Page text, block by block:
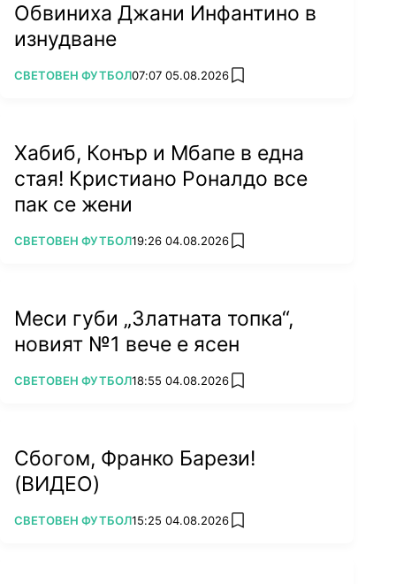
Обвиниха Джани Инфантино в
изнудване
ПОВЕЧЕ ОТ
СВЕТОВЕН ФУТБОЛ07:07 05.08.2026 add favorites
Хабиб, Конър и Мбапе в една
стая! Кристиано Роналдо все
пак се жени
ПОВЕЧЕ ОТ
СВЕТОВЕН ФУТБОЛ19:26 04.08.2026 add favorites
Меси губи „Златната топка“,
новият №1 вече е ясен
ПОВЕЧЕ ОТ
СВЕТОВЕН ФУТБОЛ18:55 04.08.2026 add favorites
Сбогом, Франко Барези!
(ВИДЕО)
ПОВЕЧЕ ОТ
СВЕТОВЕН ФУТБОЛ15:25 04.08.2026 add favorites